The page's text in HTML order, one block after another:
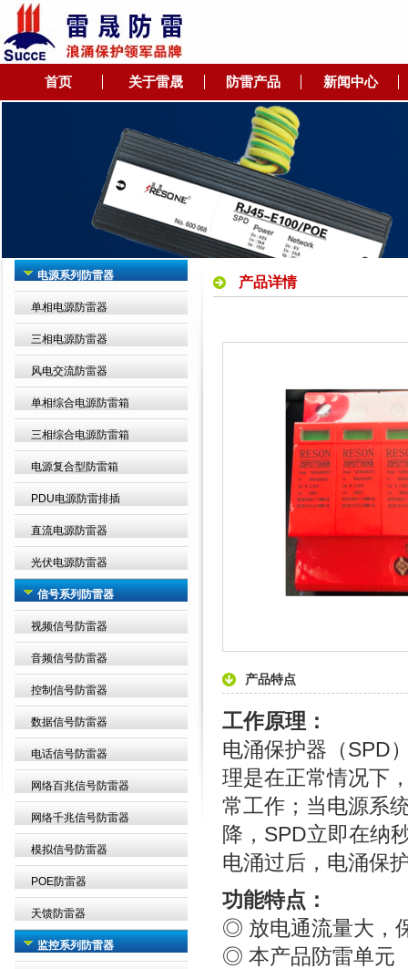
首页 关于雷晟 防雷产品 新闻中心
电源系列防雷器
单相电源防雷器
三相电源防雷器
风电交流防雷器
单相综合电源防雷箱
三相综合电源防雷箱
电源复合型防雷箱
PDU电源防雷排插
直流电源防雷器
光伏电源防雷器
信号系列防雷器
视频信号防雷器
音频信号防雷器
控制信号防雷器
数据信号防雷器
电话信号防雷器
网络百兆信号防雷器
网络千兆信号防雷器
模拟信号防雷器
POE防雷器
天馈防雷器
监控系列防雷器
产品详情
产品特点
工作原理：
电涌保护器（SPD
理是在正常情况下
常工作；当电源系
降，SPD立即在纳
电涌过后，电涌保
功能特点：
◎ 放电通流量大，
◎ 本产品防雷单元